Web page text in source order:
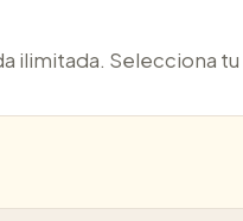
ilimitada. Selecciona